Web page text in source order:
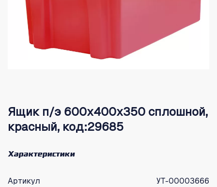
Ящик п/э 600х400х350 сплошной,
красный, код:29685
Характеристики
Артикул УТ-00003666